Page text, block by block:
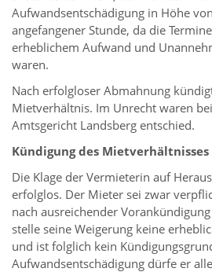
Aufwandsentschädigung in Höhe
angefangener Stunde, da die
erheblichem Aufwand und
waren.
Nach erfolgloser Abmahnung
Mietverhältnis. Im Unrecht waren
Amtsgericht Landsberg entschied.
Kündigung des
Die Klage der Vermieterin auf
erfolglos. Der Mieter sei zwar
nach ausreichender
stelle seine Weigerung keine
und ist folglich kein
Aufwandsentschädigung dürfe er